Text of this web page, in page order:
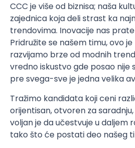
CCC je više od biznisa; naša
zajednica koja deli strast ka
trendovima. Inovacije nas
Pridružite se našem timu, ovo
razvijamo brze od modnih
vredno iskustvo gde posao
pre svega-sve je jedna velika
Tražimo kandidata koji ceni
orijentisan, otvoren za
voljan je da učestvuje u daljem
tako što će postati deo našeg